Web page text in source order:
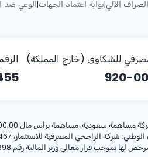
الآلي|بوابة اعتماد الجهات|الوعي ضد
للشكاوى (خارج المملكة)
920-
سعودية، مساهمة برأس مال 60,000,000,000.00
لها بموجب قرار معالي وزير المالية رقم 3/1698 وتاريخ 06/07/1408هـ ، وخاضعة لرقابة وإشراف البنك المركزي السعودي.